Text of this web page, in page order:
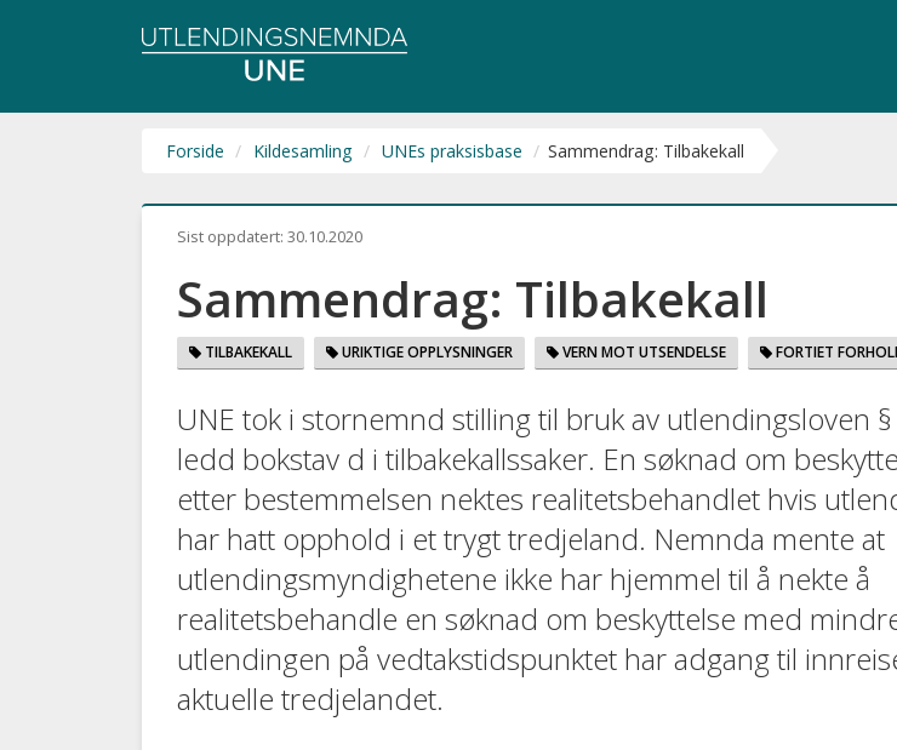
Utlendingsnemnda
UNE
Forside Kildesamling UNEs praksisbase Sammendrag: Tilbakekall
Sist oppdatert: 30.10.2020
Sammendrag: Tilbakekall
TILBAKEKALL URIKTIGE OPPLYSNINGER VERN MOT UTSENDELSE FORTIET
UNE tok i stornemnd stilling til bruk av utlendingsloven
ledd bokstav d i tilbakekallssaker. En søknad om
etter bestemmelsen nektes realitetsbehandlet hvis
har hatt opphold i et trygt tredjeland. Nemnda mente at
utlendingsmyndighetene ikke har hjemmel til å nekte å
realitetsbehandle en søknad om beskyttelse med
utlendingen på vedtakstidspunktet har adgang til
aktuelle tredjelandet.